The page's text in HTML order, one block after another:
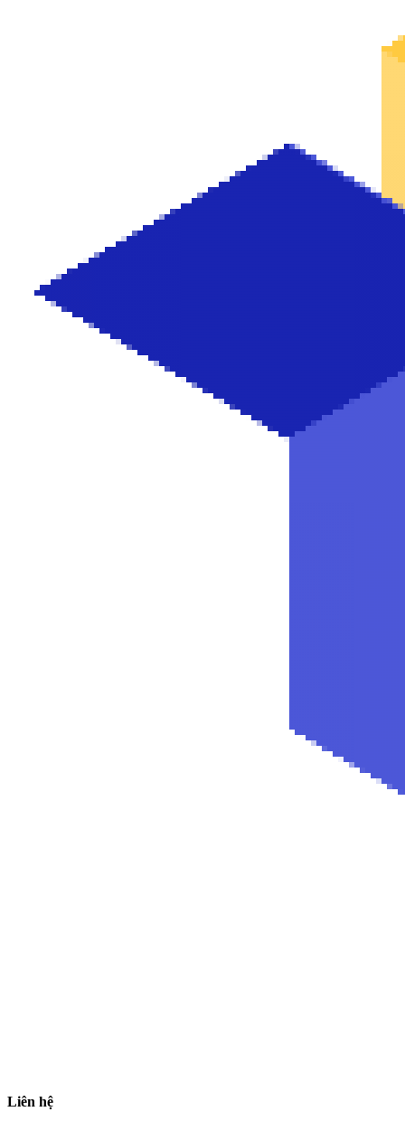
Liên hệ